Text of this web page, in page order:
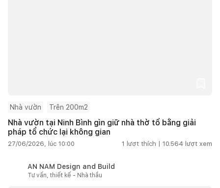
Nhà vườn Trên 200m2
Nhà vườn tại Ninh Bình gìn giữ nhà thờ tổ bằng giải
pháp tổ chức lại không gian
27/06/2026, lúc 10:00 1 lượt thích | 10.564 lượt xem
AN NAM Design and Build
Tư vấn, thiết kế - Nhà thầu